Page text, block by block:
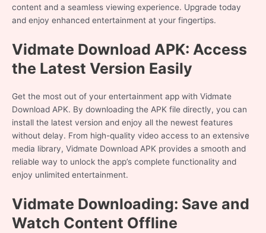
content and a seamless viewing experience. Upgrade today
and enjoy enhanced entertainment at your fingertips.
Vidmate Download APK: Access
the Latest Version Easily
Get the most out of your entertainment app with Vidmate
Download APK. By downloading the APK file directly, you can
install the latest version and enjoy all the newest features
without delay. From high-quality video access to an extensive
media library, Vidmate Download APK provides a smooth and
reliable way to unlock the app’s complete functionality and
enjoy unlimited entertainment.
Vidmate Downloading: Save and
Watch Content Offline